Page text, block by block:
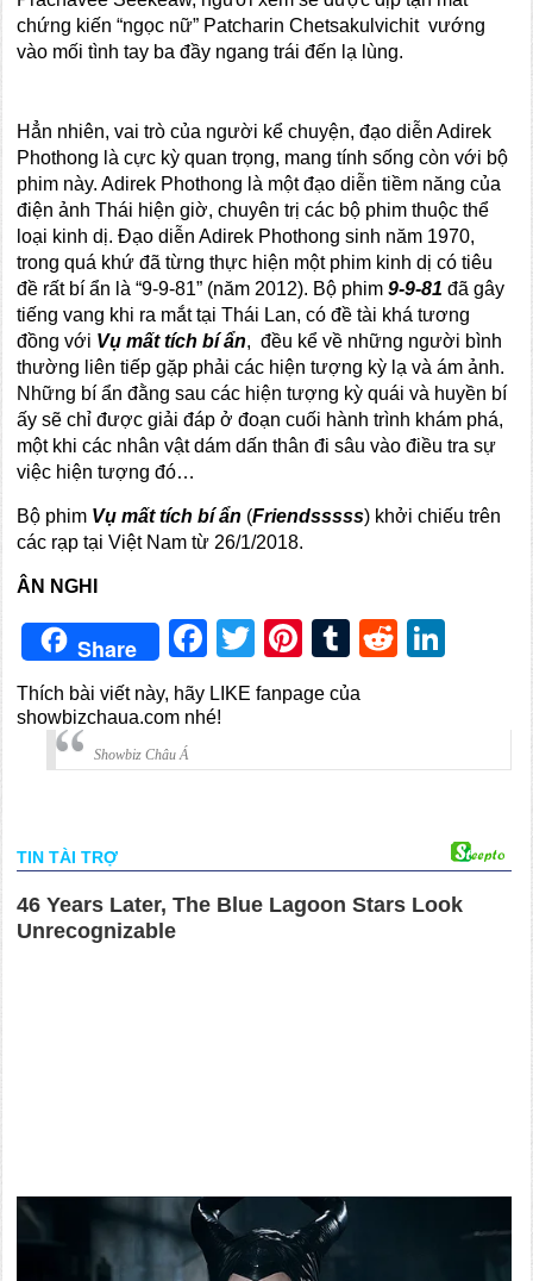
chứng kiến “ngọc nữ” Patcharin Chetsakulvichit vướng
vào mối tình tay ba đầy ngang trái đến lạ lùng.
Hẳn nhiên, vai trò của người kể chuyện, đạo diễn Adirek
Phothong là cực kỳ quan trọng, mang tính sống còn với bộ
phim này. Adirek Phothong là một đạo diễn tiềm năng của
điện ảnh Thái hiện giờ, chuyên trị các bộ phim thuộc thể
loại kinh dị. Đạo diễn Adirek Phothong sinh năm 1970,
trong quá khứ đã từng thực hiện một phim kinh dị có tiêu
đề rất bí ẩn là “9-9-81” (năm 2012). Bộ phim9-9-81 đã gây
tiếng vang khi ra mắt tại Thái Lan, có đề tài khá tương
đồng với Vụ mất tích bí ẩn, đều kể về những người bình
thường liên tiếp gặp phải các hiện tượng kỳ lạ và ám ảnh.
Những bí ẩn đằng sau các hiện tượng kỳ quái và huyền bí
ấy sẽ chỉ được giải đáp ở đoạn cuối hành trình khám phá,
một khi các nhân vật dám dấn thân đi sâu vào điều tra sự
việc hiện tượng đó…
Bộ phim Vụ mất tích bí ẩn (Friendsssss) khởi chiếu trên
các rạp tại Việt Nam từ 26/1/2018.
ÂN NGHI
Share Facebook
TwitterPinterest
TumblrReddit
Thích bài viết này, hãy LIKE fanpage của
showbizchaua.com nhé!
Showbiz Châu Á